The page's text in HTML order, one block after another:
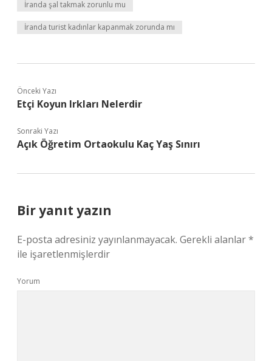
İranda şal takmak zorunlu mu
İranda turist kadınlar kapanmak zorunda mı
Önceki Yazı
Etçi Koyun Irkları Nelerdir
Sonraki Yazı
Açık Öğretim Ortaokulu Kaç Yaş Sınırı
Bir yanıt yazın
E-posta adresiniz yayınlanmayacak. Gerekli alanlar*
ile işaretlenmişlerdir
Yorum